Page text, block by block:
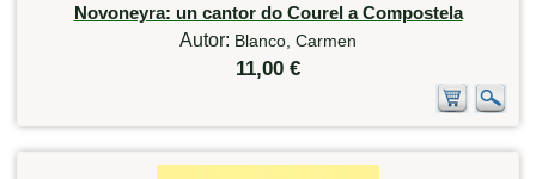
Novoneyra: un cantor do Courel a Compostela
Autor: Blanco, Carmen
11,00 €